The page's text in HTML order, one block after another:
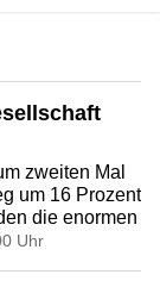
zweiten Mal
um 16 Prozent
die enormen
Uhr